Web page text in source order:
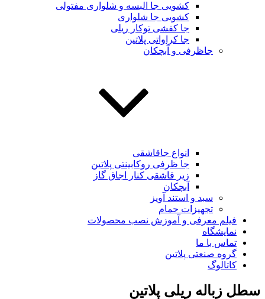
کشویی جا البسه و شلواری مفتولی
کشویی جا شلواری
جا کفشی توکار ریلی
جا کراواتی پلاتین
جاظرفی و آبچکان
انواع جاقاشقی
جا ظرفی روکابینتی پلاتین
زیر قاشقی کنار اجاق گاز
آبچکان
سبد و استند آویز
تجهیزات حمام
فیلم معرفی و آموزش نصب محصولات
نمایشگاه
تماس با ما
گروه صنعتی پلاتین
کاتالوگ
سطل زباله ریلی پلاتین